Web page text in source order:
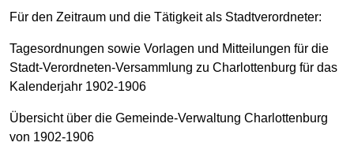
Für den Zeitraum und die Tätigkeit als Stadtverordneter:
Tagesordnungen sowie Vorlagen und Mitteilungen für die
Stadt-Verordneten-Versammlung zu Charlottenburg für das
Kalenderjahr 1902-1906
Übersicht über die Gemeinde-Verwaltung Charlottenburg
von 1902-1906